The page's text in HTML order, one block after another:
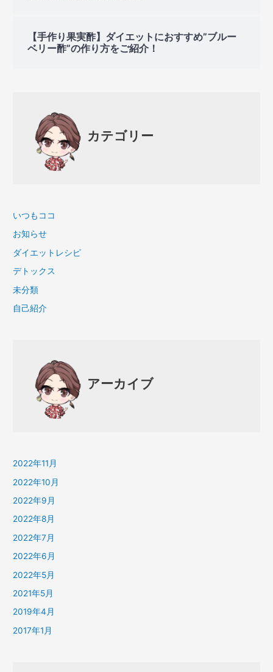
【手作り果実酢】ダイエットにおすすめ”ブルー
ベリー酢”の作り方をご紹介！
カテゴリー
いつもココ
お知らせ
ダイエットレシピ
デトックス
未分類
自己紹介
アーカイブ
2022年11月
2022年10月
2022年9月
2022年8月
2022年7月
2022年6月
2022年5月
2021年5月
2019年4月
2017年1月